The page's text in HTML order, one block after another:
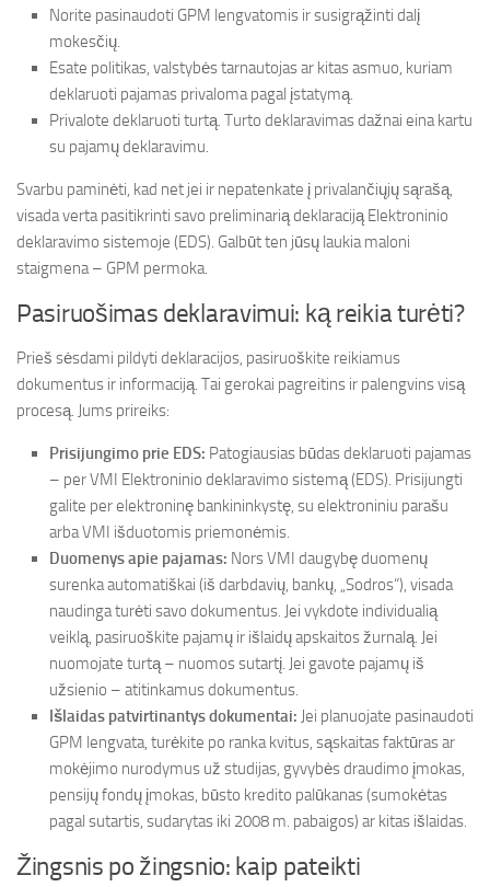
Norite pasinaudoti GPM lengvatomis ir susigrąžinti dalį
mokesčių.
Esate politikas, valstybės tarnautojas ar kitas asmuo, kuriam
deklaruoti pajamas privaloma pagal įstatymą.
Privalote deklaruoti turtą. Turto deklaravimas dažnai eina kartu
su pajamų deklaravimu.
Svarbu paminėti, kad net jei ir nepatenkate į privalančiųjų sąrašą,
visada verta pasitikrinti savo preliminarią deklaraciją Elektroninio
deklaravimo sistemoje (EDS). Galbūt ten jūsų laukia maloni
staigmena – GPM permoka.
Pasiruošimas deklaravimui: ką reikia turėti?
Prieš sėsdami pildyti deklaracijos, pasiruoškite reikiamus
dokumentus ir informaciją. Tai gerokai pagreitins ir palengvins visą
procesą. Jums prireiks:
Prisijungimo prie EDS: Patogiausias būdas deklaruoti pajamas
– per VMI Elektroninio deklaravimo sistemą (EDS). Prisijungti
galite per elektroninę bankininkystę, su elektroniniu parašu
arba VMI išduotomis priemonėmis.
Duomenys apie pajamas: Nors VMI daugybę duomenų
surenka automatiškai (iš darbdavių, bankų, „Sodros“), visada
naudinga turėti savo dokumentus. Jei vykdote individualią
veiklą, pasiruoškite pajamų ir išlaidų apskaitos žurnalą. Jei
nuomojate turtą – nuomos sutartį. Jei gavote pajamų iš
užsienio – atitinkamus dokumentus.
Išlaidas patvirtinantys dokumentai: Jei planuojate pasinaudoti
GPM lengvata, turėkite po ranka kvitus, sąskaitas faktūras ar
mokėjimo nurodymus už studijas, gyvybės draudimo įmokas,
pensijų fondų įmokas, būsto kredito palūkanas (sumokėtas
pagal sutartis, sudarytas iki 2008 m. pabaigos) ar kitas išlaidas.
Žingsnis po žingsnio: kaip pateikti